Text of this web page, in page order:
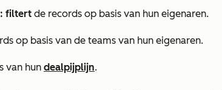
filtert de records op basis van hun eigenaren.
op basis van de teams van hun eigenaren.
van hun dealpijplijn.